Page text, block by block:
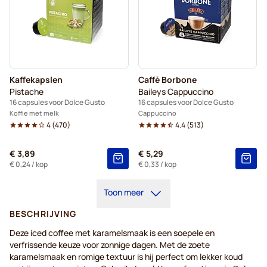
Kaffekapslen
Pistache
16 capsules voor Dolce Gusto
Koffie met melk
4(470)
€ 3,89
€ 0,24/ kop
Caffè Borbone
Baileys Cappuccino
16 capsules voor Dolce Gusto
Cappuccino
4.4(513)
€ 5,29
€ 0,33 / kop
Toon meer
BESCHRIJVING
Deze iced coffee met karamelsmaak is een soepele en
verfrissende keuze voor zonnige dagen. Met de zoete
karamelsmaak en romige textuur is hij perfect om lekker koud